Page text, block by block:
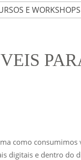
E
como
digitais e dentro do